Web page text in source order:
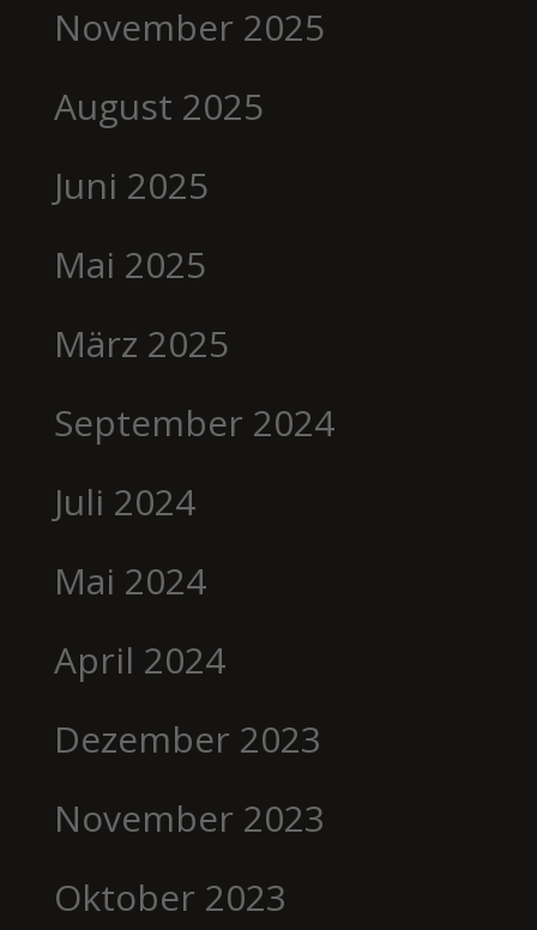
November 2025
August 2025
Juni 2025
Mai 2025
März 2025
September 2024
Juli 2024
Mai 2024
April 2024
Dezember 2023
November 2023
Oktober 2023